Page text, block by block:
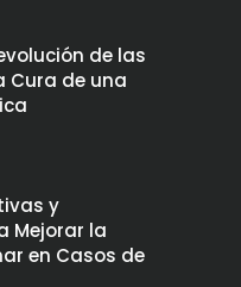
de las
Cura de una
y
Mejorar la
en Casos de